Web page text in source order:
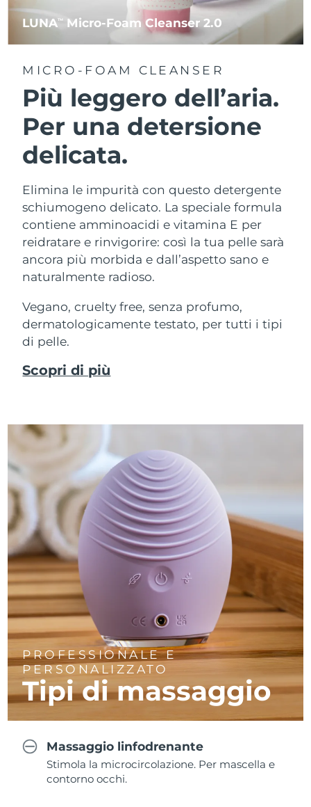
LUNATM Micro-Foam Cleanser 2.0
MICRO-FOAM CLEANSER
Più leggero dell’aria.
Per una detersione
delicata.
Elimina le impurità con questo detergente
schiumogeno delicato. La speciale formula
contiene amminoacidi e vitamina E per
reidratare e rinvigorire: così la tua pelle sarà
ancora più morbida e dall’aspetto sano e
naturalmente radioso.
Vegano, cruelty free, senza profumo,
dermatologicamente testato, per tutti i tipi
di pelle.
Scopri di più
PROFESSIONALE E
PERSONALIZZATO
Tipi di massaggio
Massaggio linfodrenante
Stimola la microcircolazione. Per mascella e
contorno occhi.